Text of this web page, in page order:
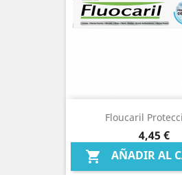
Floucaril
Precio
4,45 €
 AÑADIR AL